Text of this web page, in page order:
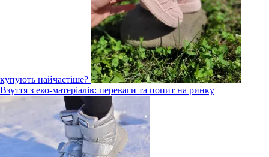
купують найчастіше?
Взуття з еко-матеріалів: переваги та попит на ринку